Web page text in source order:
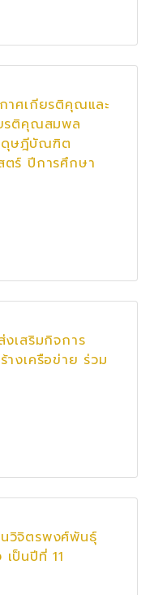
าศเกียรติคุณและ
รติคุณสมพล
ดุษฎีบัณฑิต
ตร์ ปีการศึกษา
เสริมกิจการ
งเครือข่าย ร่วม
วิจิตรพงศ์พันธุ์
ป็นปีที่ 11